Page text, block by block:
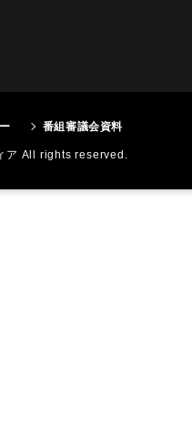
番組審議会資料
ア All rights reserved.